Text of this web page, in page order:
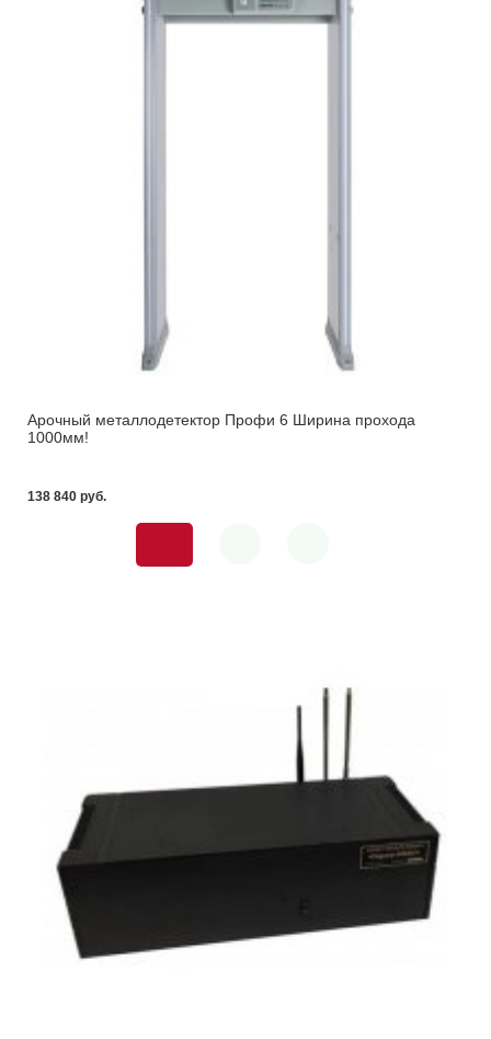
Арочный металлодетектор Профи 6 Ширина прохода
1000мм!
138 840 pуб.